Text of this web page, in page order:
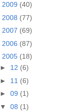
2009 (40)
2008 (77)
2007 (69)
2006 (87)
2005 (18)
► 12 (6)
► 11 (6)
► 09 (1)
▼ 08 (1)